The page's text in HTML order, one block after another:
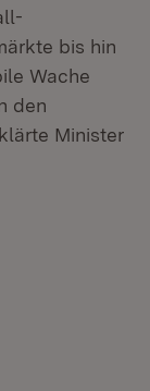
bis hin
Wache
den
Minister